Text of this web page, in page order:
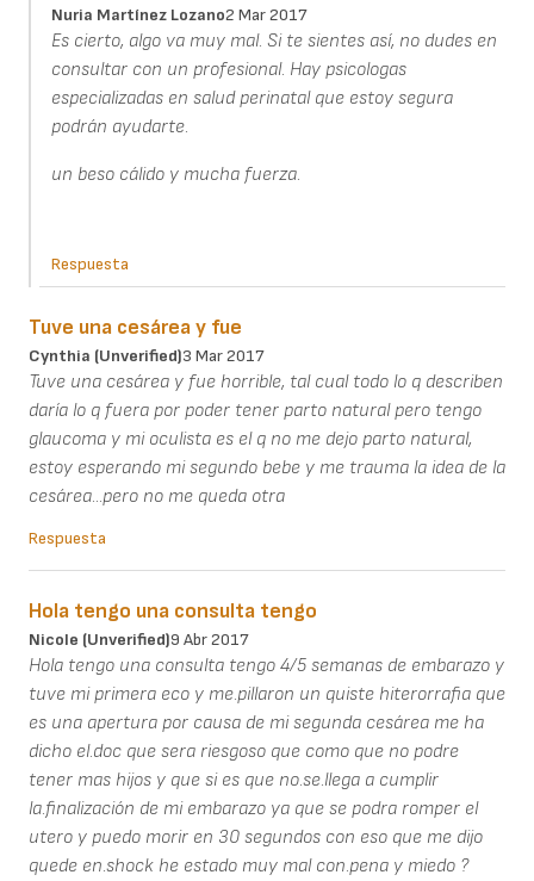
Nuria Martínez Lozano2 Mar 2017
Es cierto, algo va muy mal. Si te sientes así, no dudes en
consultar con un profesional. Hay psicologas
especializadas en salud perinatal que estoy segura
podrán ayudarte.
un beso cálido y mucha fuerza.
Respuesta
Tuve una cesárea y fue
Cynthia (unverified)3 Mar 2017
Tuve una cesárea y fue horrible, tal cual todo lo q describen
daría lo q fuera por poder tener parto natural pero tengo
glaucoma y mi oculista es el q no me dejo parto natural,
estoy esperando mi segundo bebe y me trauma la idea de la
cesárea...pero no me queda otra
Respuesta
Hola tengo una consulta tengo
Nicole (unverified)9 Abr 2017
Hola tengo una consulta tengo 4/5 semanas de embarazo y
tuve mi primera eco y me.pillaron un quiste hiterorrafia que
es una apertura por causa de mi segunda cesárea me ha
dicho el.doc que sera riesgoso que como que no podre
tener mas hijos y que si es que no.se.llega a cumplir
la.finalización de mi embarazo ya que se podra romper el
utero y puedo morir en 30 segundos con eso que me dijo
quede en.shock he estado muy mal con.pena y miedo ?